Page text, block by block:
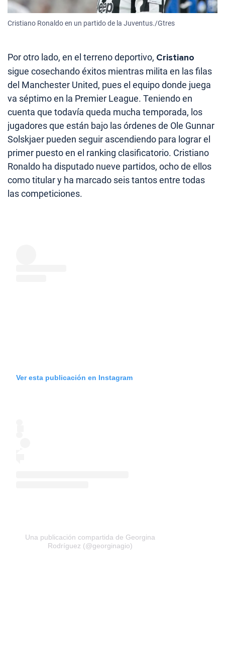
Cristiano Ronaldo en un partido de la Juventus./Gtres
Por otro lado, en el terreno deportivo, Cristiano
sigue cosechando éxitos mientras milita en las filas
del Manchester United, pues el equipo donde juega
va séptimo en la Premier League. Teniendo en
cuenta que todavía queda mucha temporada, los
jugadores que están bajo las órdenes de Ole Gunnar
Solskjaer pueden seguir ascendiendo para lograr el
primer puesto en el ranking clasificatorio. Cristiano
Ronaldo ha disputado nueve partidos, ocho de ellos
como titular y ha marcado seis tantos entre todas
las competiciones.
Ver esta publicación en Instagram
Una publicación compartida de Georgina
Rodríguez (@georginagio)